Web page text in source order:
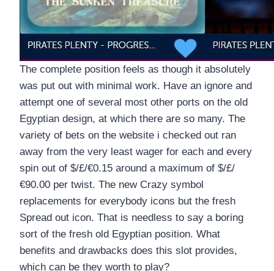
The complete position feels as though it absolutely
was put out with minimal work. Have an ignore and
attempt one of several most other ports on the old
Egyptian design, at which there are so many. The
variety of bets on the website i checked out ran
away from the very least wager for each and every
spin out of $/£/€0.15 around a maximum of $/£/
€90.00 per twist. The new Crazy symbol
replacements for everybody icons but the fresh
Spread out icon. That is needless to say a boring
sort of the fresh old Egyptian position. What
benefits and drawbacks does this slot provides,
which can be they worth to play?